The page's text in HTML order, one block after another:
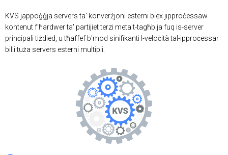
KVS jappoġġja servers ta' konverżjoni esterni biex jipproċessaw
kontenut f'ħardwer ta' partijiet terzi meta t-tagħbija fuq is-server
prinċipali tiżdied, u tħaffef b'mod sinifikanti l-veloċità tal-ipproċessar
billi tuża servers esterni multipli.